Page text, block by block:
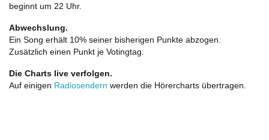
beginnt um 22 Uhr.
Abwechslung.
Ein Song erhält 10% seiner bisherigen Punkte abzogen.
Zusätzlich einen Punkt je Votingtag.
Die Charts live verfolgen.
Auf einigen Radiosendern werden die Hörercharts übertragen.